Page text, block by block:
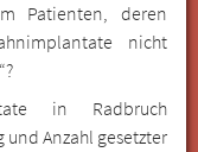
Patienten, deren
nicht
in Radbruch
Anzahl gesetzter